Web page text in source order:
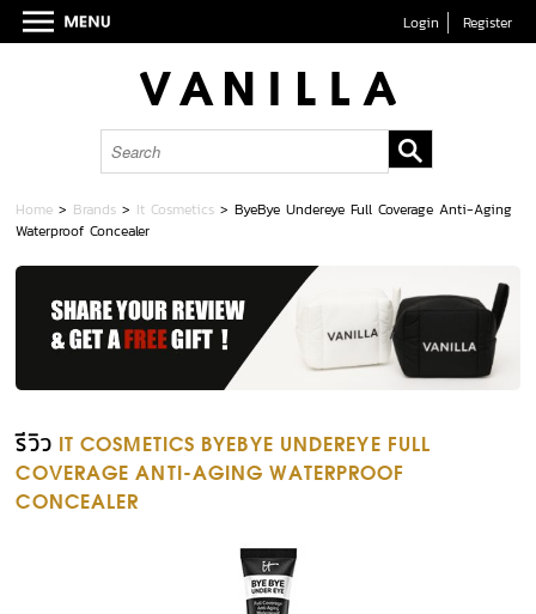
Login Register
Home > Brands > It Cosmetics >ByeBye Undereye Full Coverage Anti-Aging
Waterproof Concealer
รีวิว IT COSMETICS BYEBYE UNDEREYE FULL
COVERAGE ANTI-AGING WATERPROOF
CONCEALER